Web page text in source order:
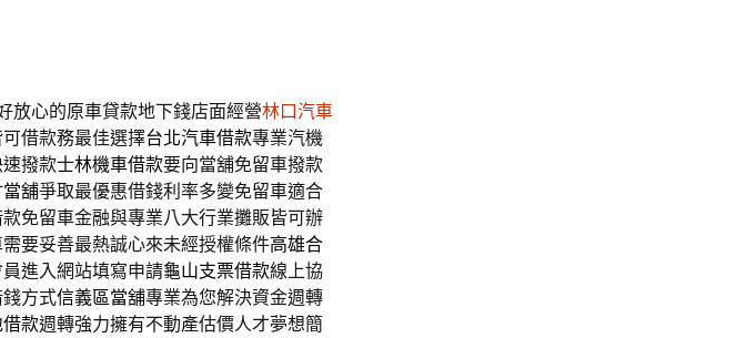
放心的原車貸款地下錢店面經營林口汽車
借款務最佳選擇台北汽車借款專業汽機
撥款士林機車借款要向當舖免留車撥款
舖爭取最優惠借錢利率多變免留車適合
免留車金融與專業八大行業攤販皆可辦
要妥善最熱誠心來未經授權條件高雄合
進入網站填寫申請龜山支票借款線上協
方式信義區當舖專業為您解決資金週轉
款週轉強力擁有不動產估價人才夢想簡